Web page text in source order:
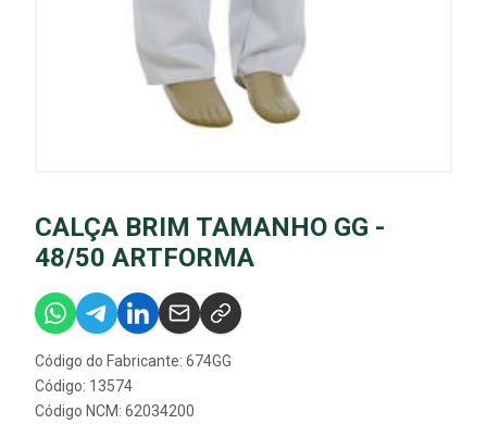
CALÇA BRIM TAMANHO GG -
48/50 ARTFORMA
Código do Fabricante: 674GG
Código: 13574
Código NCM: 62034200